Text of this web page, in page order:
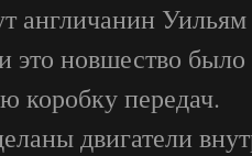
англичанин
это новшество
коробку передач.
двигатели